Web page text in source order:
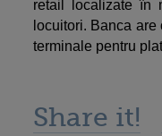
retail localizate în
locuitori. Banca
terminale pentru
Share it!